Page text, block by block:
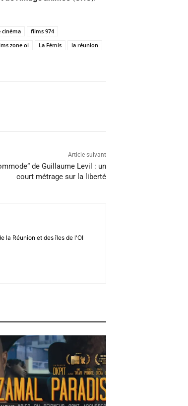
cinéma
films 974
zone oi La Fémis
la réunion
Article suivant
de Guillaume Levil : un
court métrage sur la liberté
la Réunion et des îles de l'OI